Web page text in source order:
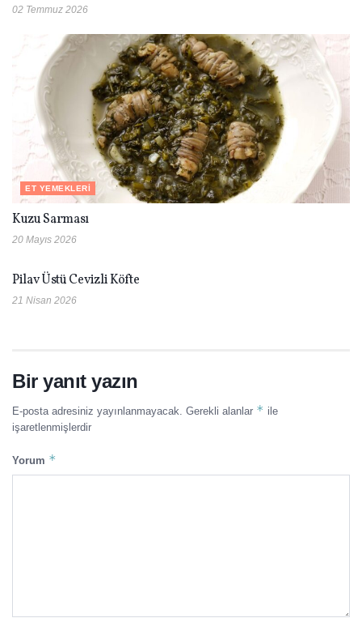
02 Temmuz 2026
ET YEMEKLERI
Kuzu Sarması
20 Mayıs 2026
Pilav Üstü Cevizli Köfte
21 Nisan 2026
Bir yanıt yazın
E-posta adresiniz yayınlanmayacak. Gerekli alanlar * ile
işaretlenmişlerdir
Yorum *